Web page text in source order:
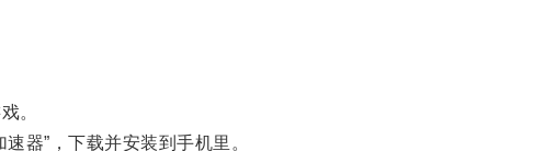
。
器”，下载并安装到手机里。